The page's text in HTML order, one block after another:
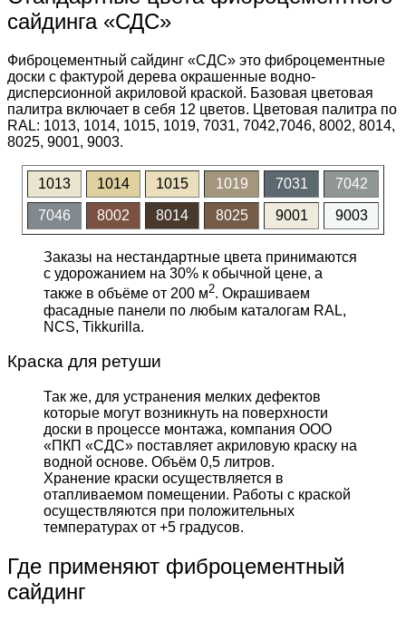
сайдинга «СДС»
Фиброцементный сайдинг «СДС» это фиброцементные
доски с фактурой дерева окрашенные водно-
дисперсионной акриловой краской. Базовая цветовая
палитра включает в себя 12 цветов. Цветовая палитра по
RAL: 1013, 1014, 1015, 1019, 7031, 7042,7046, 8002, 8014,
8025, 9001, 9003.
1013 1014 1015 1019 7031 7042
7046 8002 8014 8025 9001 9003
Заказы на нестандартные цвета принимаются
с удорожанием на 30% к обычной цене, а
также в объёме от 200 м2. Окрашиваем
фасадные панели по любым каталогам RAL,
NCS, Tikkurilla.
Краска для ретуши
Так же, для устранения мелких дефектов
которые могут возникнуть на поверхности
доски в процессе монтажа, компания ООО
«ПКП «СДС» поставляет акриловую краску на
водной основе. Объём 0,5 литров.
Хранение краски осуществляется в
отапливаемом помещении. Работы с краской
осуществляются при положительных
температурах от +5 градусов.
Где применяют фиброцементный
сайдинг